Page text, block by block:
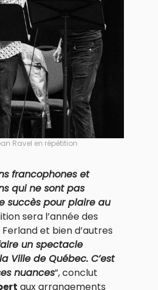
Ravel en répétition
francophones et
qui ne sont pas
succès pour plaire au
sera l’année des
et bien d’autres
un spectacle
Ville de Québec. C’est
nuances”, conclut
aux arrangements